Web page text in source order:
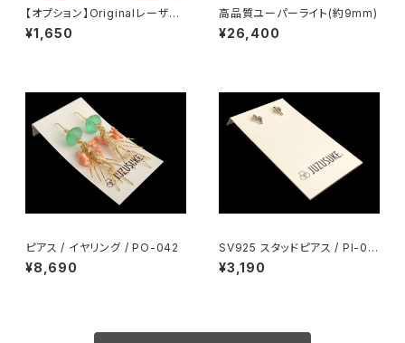
【オプション】Originalレーザー
彫刻 / 12mm
¥1,650
高品質ユーパーライト(約9mm)
¥26,400
ピアス / イヤリング / PO-042
¥8,690
SV925 スタッドピアス / PI-00
4
¥3,190